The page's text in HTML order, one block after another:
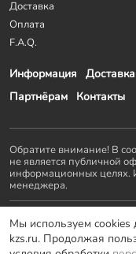
Информация Доставка
Партнёрам
Контакты
Доставка
Оплата
F.A.Q.
Обратите внимание! В
не является публичной
информационных целях.
менеджера.
Остальные проекты KZS
Домостроение
Заборы и
Мебель LOFT
Мы используем cookies
kzs.ru. Продолжая